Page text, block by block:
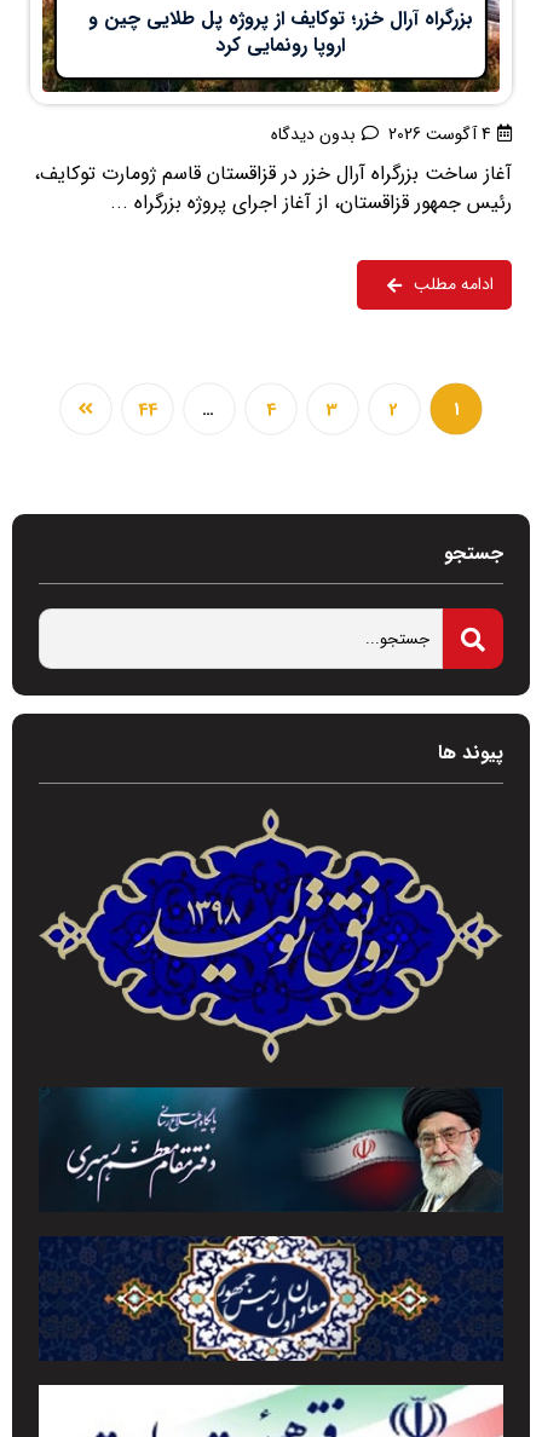
بزرگراه آرال خزر؛ توکایف از پروژه پل طلایی چین و
اروپا رونمایی کرد
4 آگوست 2026 بدون دیدگاه
آغاز ساخت بزرگراه آرال خزر در قزاقستان قاسم ژومارت توکایف،
رئیس جمهور قزاقستان، از آغاز اجرای پروژه بزرگراه ...
ادامه مطلب
1
2
3
4
…
44
جستجو
پیوند ها